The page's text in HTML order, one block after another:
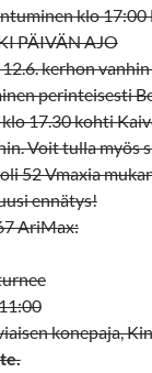
klo 17:00
PÄIVÄN AJO
kerhon
perinteisesti
17.30 kohti
Voit tulla myös
52 Vmaxia
ennätys!
AriMax:
konepaja,